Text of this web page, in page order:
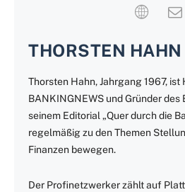
THORSTEN HAHN
Thorsten Hahn, Jahrgang 1967,
BANKINGNEWS und Gründer des
seinem Editorial „Quer durch die
regelmäßig zu den Themen
Finanzen bewegen.
Der Profinetzwerker zählt auf